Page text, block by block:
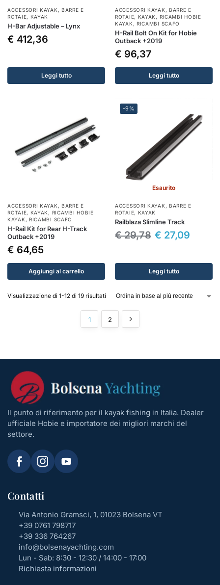
ACCESSORI KAYAK, BARRE E
ROTAIE, KAYAK
H-Bar Adjustable – Lynx
€ 412,36
Leggi tutto
ACCESSORI KAYAK, BARRE E
ROTAIE, KAYAK, RICAMBI HOBIE
KAYAK, RICAMBI SCAFO
H-Rail Bolt On Kit for Hobie
Outback +2019
€ 96,37
Leggi tutto
ACCESSORI KAYAK, BARRE E
ROTAIE, KAYAK, RICAMBI HOBIE
KAYAK, RICAMBI SCAFO
H-Rail Kit for Rear H-Track
Outback +2019
€ 64,65
Aggiungi al carrello
-9%
Esaurito
ACCESSORI KAYAK, BARRE E
ROTAIE, KAYAK
Railblaza Slimline Track
€29,78 € 27,09
Leggi tutto
Visualizzazione di 1-12 di 19 risultati
1 2
Il punto di riferimento per il kayak fishing in Italia. Dealer
ufficiale Hobie e importatore dei migliori marchi del
settore.
Contatti
Via Antonio Gramsci, 1, 01023 Bolsena VT
+39 0761 798717
+39 336 764267
info@bolsenayachting.com
Lun - Sab: 8:30 - 12:30 / 14:00 - 17:00
Richiesta informazioni